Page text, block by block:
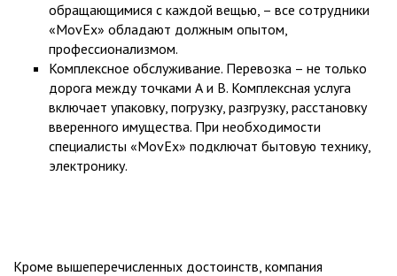
обращающимися с каждой вещью, – все сотрудники
«MovEx» обладают должным опытом,
профессионализмом.
Комплексное обслуживание. Перевозка – не только
дорога между точками А и B. Комплексная услуга
включает упаковку, погрузку, разгрузку, расстановку
вверенного имущества. При необходимости
специалисты «MovEx» подключат бытовую технику,
электронику.
Кроме вышеперечисленных достоинств, компания